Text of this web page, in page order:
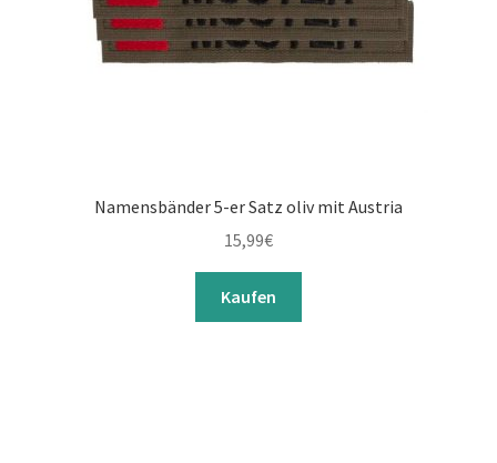
Namensbänder 5-er Satz oliv mit Austria
15,99€
Kaufen